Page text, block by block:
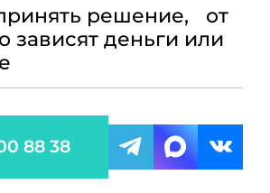
решение, от
зависят деньги или
88 38